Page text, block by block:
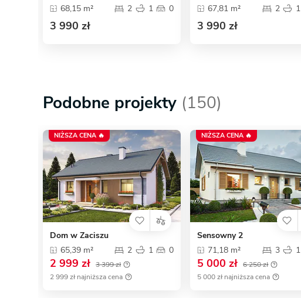
68,15 m²
2 1 0
3 990 zł
67,81 m²
2 1
3 990 zł
Podobne projekty (150)
NIŻSZA CENA 🔥
Dom w Zaciszu
65,39 m²
2 1 0
2 999 zł 3 399 zł
2 999 zł najniższa cena
NIŻSZA CENA 🔥
Sensowny 2
71,18 m²
3 1
5 000 zł 6 250 zł
5 000 zł najniższa cena